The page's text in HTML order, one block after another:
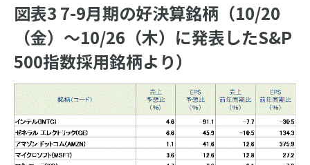
図表3 7-9月期の好決算銘柄（10/20
（金）～10/26（木）に発表したS&P
500指数採用銘柄より）